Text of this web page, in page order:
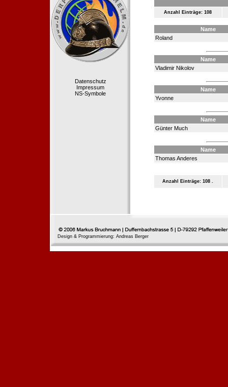
Datenschutz
Impressum
NS-Symbole
Anzahl Einträge: 108
Name
Roland
Name
Vladimir Nikolov
Name
Yvonne
Name
Günter Much
Name
Thomas Anderes
Anzahl Einträge: 108 .
Design & Programmierung: Andreas Berger